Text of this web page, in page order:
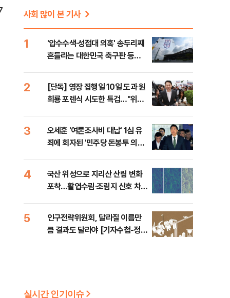
사회 많이 본 기사
1
'압수수색·성접대 의혹' 송두리째
흔들리는 대한민국 축구판 등
2
[단독] 영장 집행일 10일 도과 원
희룡 포렌식 시도한 특검…"위법
3
오세훈 '여론조사비 대납' 1심 유
죄에 회자된 '민주당 돈봉투 의
4
국산 위성으로 지리산 산림 변화
포착…활엽수림·조림지 신호 차이
5
인구전략위원회, 달라질 이름만
큼 결과도 달라야 [기자수첩-정책